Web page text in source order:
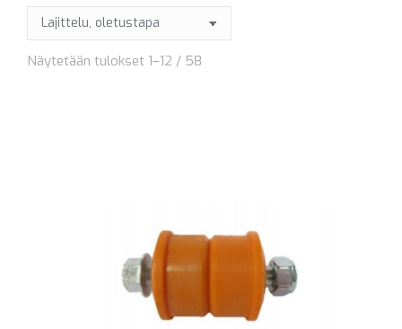
Näytetään tulokset 1–12 / 58